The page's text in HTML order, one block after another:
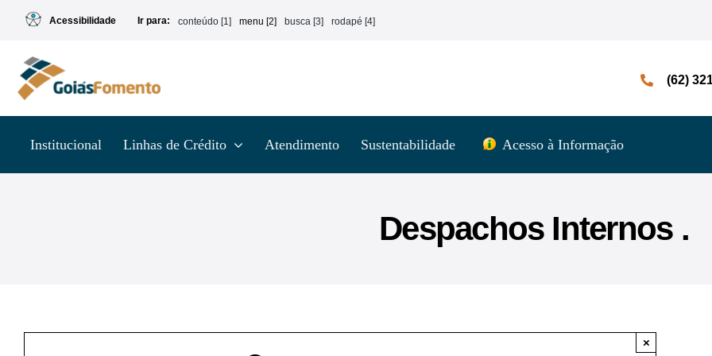
conteúdo
Acessibilidade Ir para: conteúdo [1] menu [2] busca [3] rodapé [4]
(62)
Institucional Linhas de Crédito Atendimento Sustentabilidade Acesso à Informação
Despachos Internos .
×